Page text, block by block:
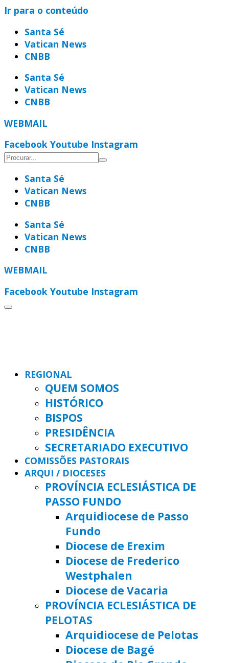
Ir para o conteúdo
Santa Sé
Vatican News
CNBB
Santa Sé
Vatican News
CNBB
WEBMAIL
Facebook Youtube Instagram
Santa Sé
Vatican News
CNBB
Santa Sé
Vatican News
CNBB
WEBMAIL
Facebook Youtube Instagram
REGIONAL
QUEM SOMOS
HISTÓRICO
BISPOS
PRESIDÊNCIA
SECRETARIADO EXECUTIVO
COMISSÕES PASTORAIS
ARQUI / DIOCESES
PROVÍNCIA ECLESIÁSTICA DE
PASSO FUNDO
Arquidiocese de Passo
Fundo
Diocese de Erexim
Diocese de Frederico
Westphalen
Diocese de Vacaria
PROVÍNCIA ECLESIÁSTICA DE
PELOTAS
Arquidiocese de Pelotas
Diocese de Bagé